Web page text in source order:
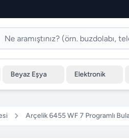
Beyaz Eşya Elektronik
Arçelik 6455 WF 7 Programlı